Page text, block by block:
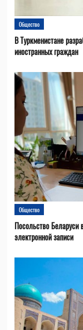
Общество
В Туркменистане
иностранных граждан
Общество
Посольство Беларуси
электронной записи